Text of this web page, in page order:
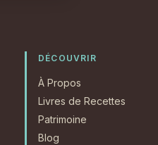
DÉCOUVRIR
À Propos
Livres de Recettes
Patrimoine
Blog